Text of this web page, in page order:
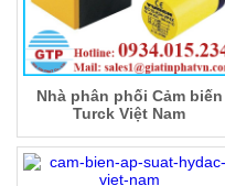
Nhà phân phối Cảm biến
Turck Việt Nam